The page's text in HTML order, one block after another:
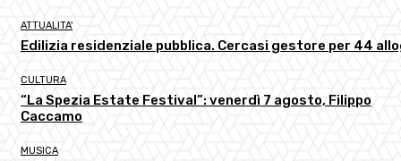
ATTUALITA'
Edilizia residenziale pubblica. Cercasi gestore per 44
CULTURA
“La Spezia Estate Festival”: venerdì 7 agosto, Filippo
Caccamo
MUSICA